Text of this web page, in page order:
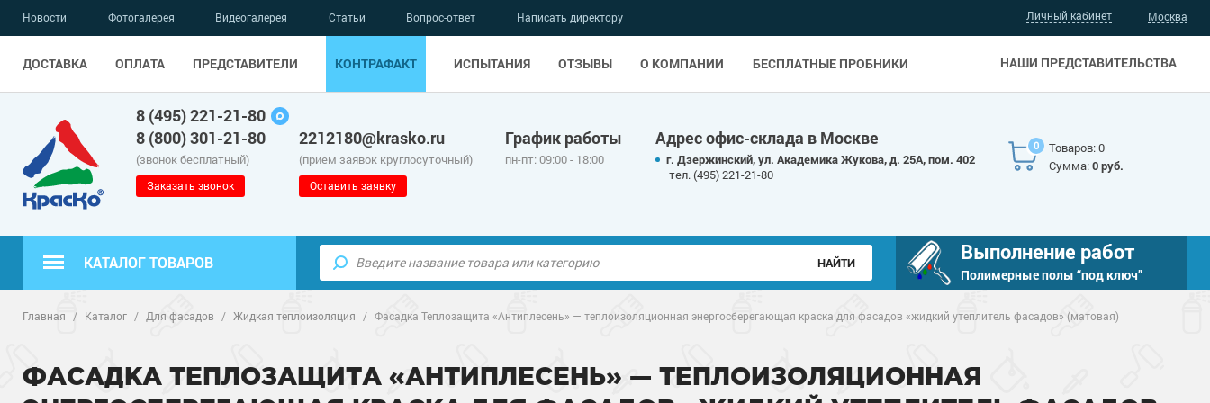
Личный кабинет
НАШИ ПРЕДСТАВИТЕЛЬСТВА
Новости Фотогалерея Видеогалерея Статьи Вопрос-ответ Написать директору
ДОСТАВКА ОПЛАТА ПРЕДСТАВИТЕЛИ КОНТРАФАКТ ИСПЫТАНИЯ ОТЗЫВЫ О КОМПАНИИ БЕСПЛАТНЫЕ ПРОБНИКИ
Москва
8 (495) 221-21-80
8 (800) 301-21-80
(звонок бесплатный)
Заказать звонок
2212180@krasko.ru
(прием заявок круглосуточный)
Оставить заявку
График работы
пн-пт: 09:00 - 18:00
Адрес офис-склада в Москве
г. Дзержинский, ул. Академика Жукова, д. 25А, пом. 402
тел. (495) 221-21-80
0
Товаров: 0
Сумма:0 руб.
КАТАЛОГ ТОВАРОВ Выполнение работ
Полимерные полы “под ключ”
Полимерные наливные полы Полиуретановые полы
Водно-эпоксидные наливные
Эпоксидные полы
Грунт-эмали по металлу
Главная / Каталог / Для фасадов / Жидкая теплоизоляция / Фасадка Теплозащита «Антиплесень» — теплоизоляционная энергосберегающая краска для фасадов «жидкий утеплитель фасадов» (матовая)
ФАСАДКА ТЕПЛОЗАЩИТА «АНТИПЛЕСЕНЬ» — ТЕПЛОИЗОЛЯЦИОННАЯ